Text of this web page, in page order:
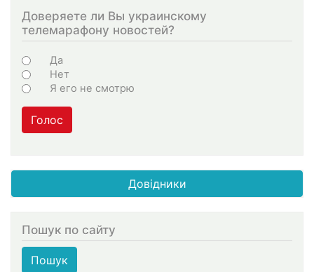
Доверяете ли Вы украинскому
телемарафону новостей?
Варіанти
Да
Нет
Я его не смотрю
Голос
Довідники
Пошук по сайту
Пошук